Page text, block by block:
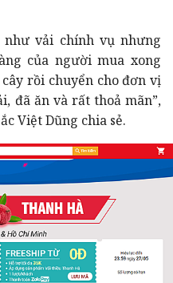
như vải chính vụ nhưng
của người mua xong
rồi chuyển cho đơn vị
đã ăn và rất thoả mãn”,
Việt Dũng chia sẻ.